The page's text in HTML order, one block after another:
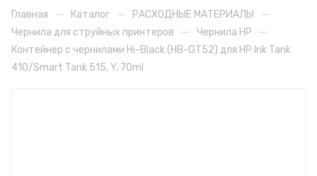
Главная — Каталог — РАСХОДНЫЕ МАТЕРИАЛЫ —
Чернила для струйных принтеров — Чернила HP —
Контейнер с чернилами Hi-Black (HB-GT52) для HP Ink Tank
410/Smart Tank 515, Y, 70ml